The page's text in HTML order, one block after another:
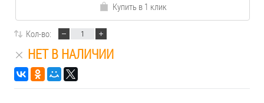
Купить в 1 клик
Кол-во:
НЕТ В НАЛИЧИИ